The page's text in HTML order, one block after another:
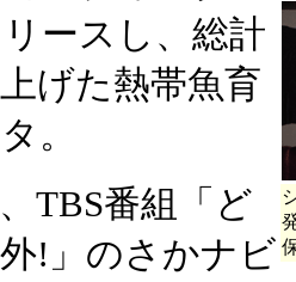
ースし、総計
げた熱帯魚育
。
TBS番組「ど
!」のさかナビ